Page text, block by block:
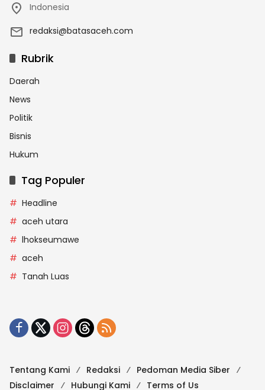
Indonesia
redaksi@batasaceh.com
Rubrik
Daerah
News
Politik
Bisnis
Hukum
Tag Populer
Headline
aceh utara
lhokseumawe
aceh
Tanah Luas
Tentang Kami Redaksi
Pedoman Media Siber
Disclaimer
Hubungi Kami Terms of Us